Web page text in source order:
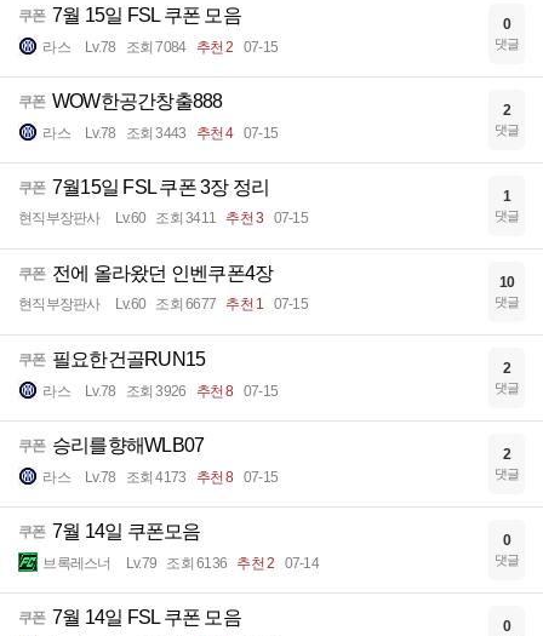
쿠폰 7월 15일 FSL 쿠폰 모음
라스 Lv.78 조회 7084 추천 2 07-15
0
댓글
쿠폰 WOW한공간창출888
라스 Lv.78 조회 3443 추천 4 07-15
2
댓글
쿠폰 7월15일 FSL 쿠폰 3장 정리
현직부장판사 Lv.60 조회 3411 추천 3 07-15
1
댓글
쿠폰 전에 올라왔던 인벤쿠폰4장
현직부장판사 Lv.60 조회 6677 추천 1 07-15
10
댓글
쿠폰 필요한건골RUN15
라스 Lv.78 조회 3926 추천 8 07-15
2
댓글
쿠폰 승리를향해WLB07
라스 Lv.78 조회 4173 추천 8 07-15
2
댓글
쿠폰 7월 14일 쿠폰모음
브록레스너 Lv.79 조회 6136 추천 2 07-14
0
댓글
쿠폰 7월 14일 FSL 쿠폰 모음 0